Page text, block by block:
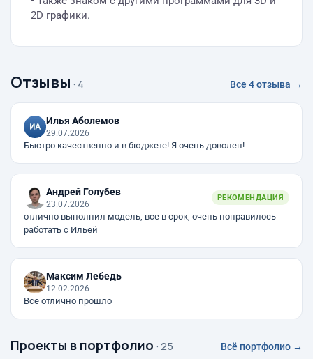
2D графики.
Отзывы · 4 Все 4 отзыва →
Илья Аболемов
29.07.2026
Быстро качественно и в бюджете! Я очень доволен!
Андрей Голубев
23.07.2026
РЕКОМЕНДАЦИЯ
отлично выполнил модель, все в срок, очень понравилось
работать с Ильей
Максим Лебедь
12.02.2026
Все отлично прошло
Проекты в портфолио · 25 Всё портфолио →